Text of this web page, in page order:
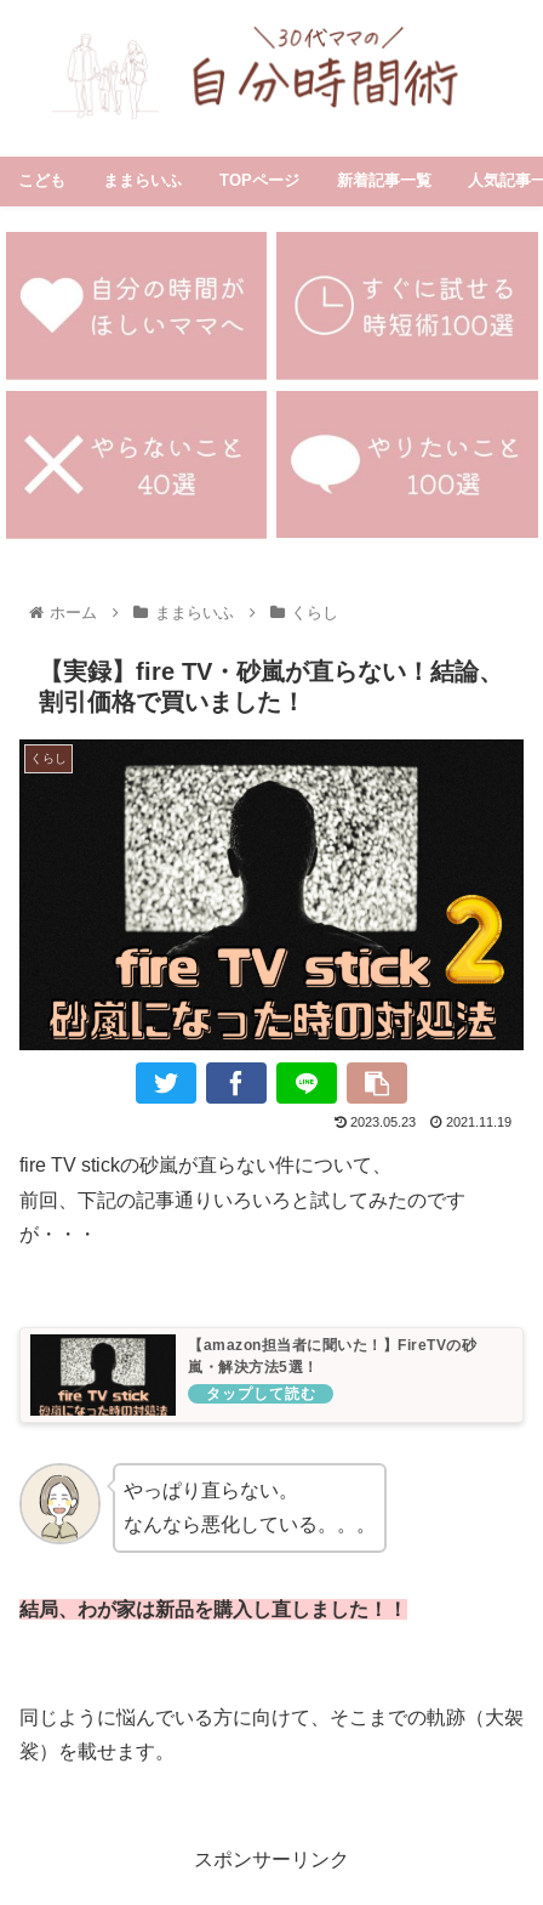
こども ままらいふ TOPページ 新着記事一覧 人気記事
ホーム ままらいふ くらし
【実録】fire TV・砂嵐が直らない！結論、
割引価格で買いました！
くらし
2023.05.23 2021.11.19
fire TV stickの砂嵐が直らない件について、
前回、下記の記事通りいろいろと試してみたのです
が・・・
【amazon担当者に聞いた！】FireTVの砂
嵐・解決方法5選！
やっぱり直らない。
なんなら悪化している。。。
結局、わが家は新品を購入し直しました！！
同じように悩んでいる方に向けて、そこまでの軌跡（大袈
裟）を載せます。
スポンサーリンク